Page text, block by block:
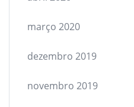
março 2020
dezembro 2019
novembro 2019